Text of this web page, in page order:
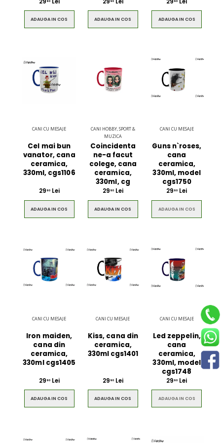
ADAUGA IN COS ADAUGA IN COS ADAUGA IN COS
CANI CU MESAJE
Cel mai bun
vanator, cana
ceramica,
330ml, cgs1106
29 90Lei
ADAUGA IN COS
CANI HOBBY, SPORT &
MUZICA
Coincidenta
ne-a facut
colege, cana
ceramica,
330ml, cg
29 90Lei
ADAUGA IN COS
CANI CU MESAJE
Guns n`roses,
cana
ceramica,
330ml, model
cgs1750
29 90 Lei
ADAUGA IN COS
CANI CU MESAJE
Iron maiden,
cana din
ceramica,
330ml cgs1405
29 90Lei
ADAUGA IN COS
CANI CU MESAJE
Kiss, cana din
ceramica,
330ml cgs1401
29 90Lei
ADAUGA IN COS
CANI CU MESAJE
Led zeppelin,
cana
ceramica,
330ml, model
cgs1748
29 90 Lei
ADAUGA IN COS